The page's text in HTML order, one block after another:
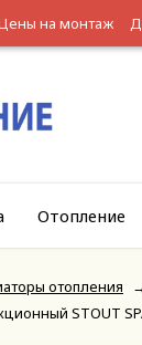
на монтаж
Отопление
отопления
STOUT